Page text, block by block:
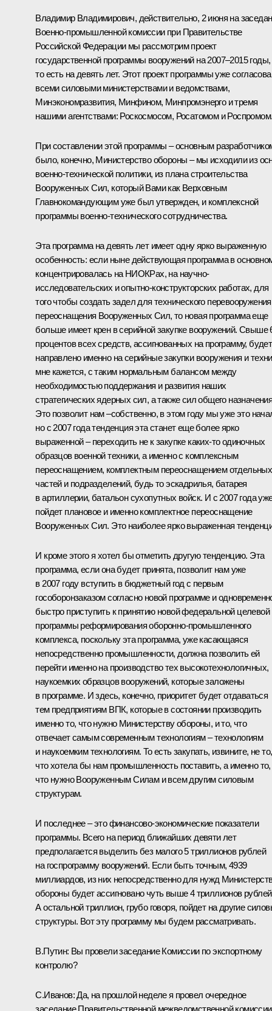
Владимир Владимирович, действительно, 2 июня на
Военно-промышленной комиссии при Правительстве
Российской Федерации мы рассмотрим проект
государственной программы вооружений на 2007–2015 годы,
то есть на девять лет. Этот проект программы уже
всеми силовыми министерствами и ведомствами,
Минэкономразвития, Минфином, Минпромэнерго и тремя
нашими агентствами: Роскосмосом, Росатомом и
При составлении этой программы – основным
было, конечно, Министерство обороны – мы исходили из
военно-технической политики, из плана строительства
Вооруженных Сил, который Вами как Верховным
Главнокомандующим уже был утвержден, и комплексной
программы военно-технического сотрудничества.
Эта программа на девять лет имеет одну ярко выраженную
особенность: если ныне действующая программа в
концентрировалась на НИОКРах, на научно-
исследовательских и опытно-конструкторских работах, для
того чтобы создать задел для технического
переоснащения Вооруженных Сил, то новая программа еще
больше имеет крен в серийной закупке вооружений. Свыше
процентов всех средств, ассигнованных на программу, будет
направлено именно на серийные закупки вооружения и
мне кажется, с таким нормальным балансом между
необходимостью поддержания и развития наших
стратегических ядерных сил, а также сил общего
Это позволит нам –собственно, в этом году мы уже это
но с 2007 года тенденция эта станет еще более ярко
выраженной – переходить не к закупке каких‑то одиночных
образцов военной техники, а именно с комплексным
переоснащением, комплектным переоснащением отдельных
частей и подразделений, будь то эскадрилья, батарея
в артиллерии, батальон сухопутных войск. И с 2007 года
пойдет плановое и именно комплектное переоснащение
Вооруженных Сил. Это наиболее ярко выраженная
И кроме этого я хотел бы отметить другую тенденцию. Эта
программа, если она будет принята, позволит нам уже
в 2007 году вступить в бюджетный год с первым
гособоронзаказом согласно новой программе и
быстро приступить к принятию новой федеральной целевой
программы реформирования оборонно-промышленного
комплекса, поскольку эта программа, уже касающаяся
непосредственно промышленности, должна позволить ей
перейти именно на производство тех высокотехнологичных,
наукоемких образцов вооружений, которые заложены
в программе. И здесь, конечно, приоритет будет отдаваться
тем предприятиям ВПК, которые в состоянии производить
именно то, что нужно Министерству обороны, и то, что
отвечает самым современным технологиям – технологиям
и наукоемким технологиям. То есть закупать, извините, не то,
что хотела бы нам промышленность поставить, а именно то,
что нужно Вооруженным Силам и всем другим силовым
структурам.
И последнее – это финансово-экономические показатели
программы. Всего на период ближайших девяти лет
предполагается выделить без малого 5 триллионов рублей
на госпрограмму вооружений. Если быть точным, 4939
миллиардов, из них непосредственно для нужд
обороны будет ассигновано чуть выше 4 триллионов
А остальной триллион, грубо говоря, пойдет на другие
структуры. Вот эту программу мы будем рассматривать.
В.Путин: Вы провели заседание Комиссии по экспортному
контролю?
С.Иванов: Да, на прошлой неделе я провел очередное